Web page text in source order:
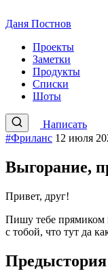
Даня Постнов
Проекты
Заметки
Продукты
Списки
Шоты
Написать
#Фриланс 12 июля
Выгорание,
Привет, друг!
Пишу тебе прямиком
с тобой, что тут да
Предыстория